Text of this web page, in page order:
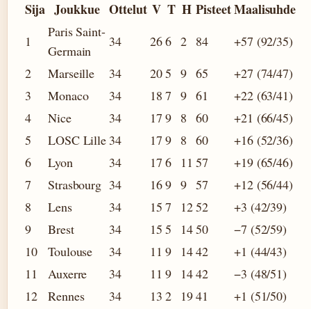
Sija Joukkue Ottelut V T H PisteetMaalisuhde
1
Paris Saint-
Germain
34 266 2 84
+57 (92/35)
2
Marseille 34 205 9 65
+27 (74/47)
3
Monaco 34 18 7 9 61
+22 (63/41)
4
Nice 34 17 9 8 60
+21 (66/45)
5
LOSC Lille 34 17 9 8 60
+16 (52/36)
6
Lyon 34 17 6 11 57
+19 (65/46)
7
Strasbourg 34 169 9 57
+12 (56/44)
8
Lens 34 15 7 1252
+3 (42/39)
9
Brest 34 15 5 1450
−7 (52/59)
10
Toulouse 34 11 9 1442
+1 (44/43)
11
Auxerre 34 11 9 1442
−3 (48/51)
12
Rennes 34 13 2 1941
+1 (51/50)